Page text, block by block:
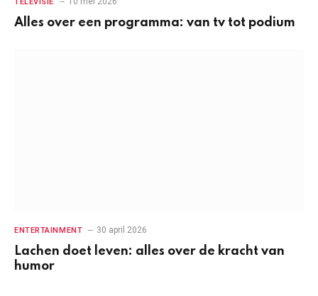
TELEVISIE
Alles over een programma: van tv tot podium
ENTERTAINMENT 30 april 2026
Lachen doet leven: alles over de kracht van
humor